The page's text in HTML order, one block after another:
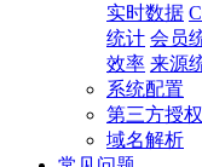
实时数据
统计 会员
效率 来源
系统配置
第三方授权
域名解析